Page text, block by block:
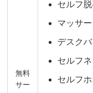
無料
サー
セルフ
マッサ
デスク
セルフ
セルフ